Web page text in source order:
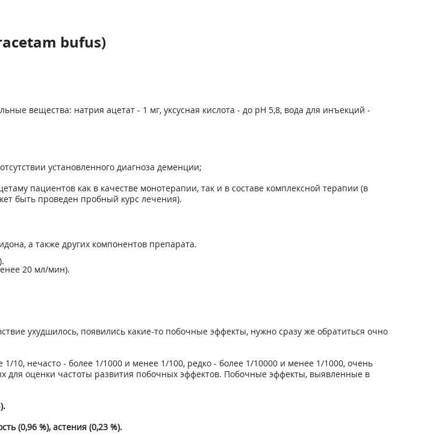
bufus)
вещества: натрия ацетат - 1 мг, уксусная кислота - до pH 5,8, вода для инъекций -
установленного диагноза деменции;
пациентов как в качестве монотерапии, так и в составе комплексной терапии (в
быть проведен пробный курс лечения).
а также других компонентов препарата.
20 мл/мин).
ухудшилось, появились какие-то побочные эффекты, нужно сразу же обратиться очно
10, нечасто - более 1/1000 и менее 1/100, редко - более 1/10000 и менее 1/1000, очень
для оценки частоты развития побочных эффектов. Побочные эффекты, выявленные в
(0,96 %), астения (0,23 %).